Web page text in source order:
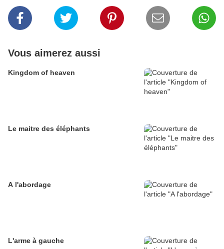
Vous aimerez aussi
Kingdom of heaven
Le maitre des éléphants
A l'abordage
L'arme à gauche